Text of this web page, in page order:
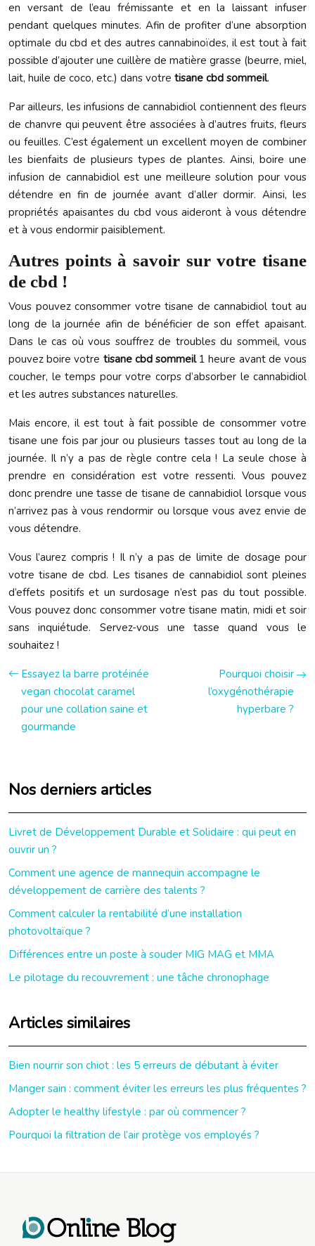
en versant de l’eau frémissante et en la laissant infuser
pendant quelques minutes. Afin de profiter d’une absorption
optimale du cbd et des autres cannabinoïdes, il est tout à fait
possible d’ajouter une cuillère de matière grasse (beurre, miel,
lait, huile de coco, etc.) dans votre tisane cbd sommeil.
Par ailleurs, les infusions de cannabidiol contiennent des fleurs
de chanvre qui peuvent être associées à d’autres fruits, fleurs
ou feuilles. C’est également un excellent moyen de combiner
les bienfaits de plusieurs types de plantes. Ainsi, boire une
infusion de cannabidiol est une meilleure solution pour vous
détendre en fin de journée avant d’aller dormir. Ainsi, les
propriétés apaisantes du cbd vous aideront à vous détendre
et à vous endormir paisiblement.
Autres points à savoir sur votre tisane
de cbd !
Vous pouvez consommer votre tisane de cannabidiol tout au
long de la journée afin de bénéficier de son effet apaisant.
Dans le cas où vous souffrez de troubles du sommeil, vous
pouvez boire votre tisane cbd sommeil 1 heure avant de vous
coucher, le temps pour votre corps d’absorber le cannabidiol
et les autres substances naturelles.
Mais encore, il est tout à fait possible de consommer votre
tisane une fois par jour ou plusieurs tasses tout au long de la
journée. Il n’y a pas de règle contre cela ! La seule chose à
prendre en considération est votre ressenti. Vous pouvez
donc prendre une tasse de tisane de cannabidiol lorsque vous
n’arrivez pas à vous rendormir ou lorsque vous avez envie de
vous détendre.
Vous l’aurez compris ! Il n’y a pas de limite de dosage pour
votre tisane de cbd. Les tisanes de cannabidiol sont pleines
d’effets positifs et un surdosage n’est pas du tout possible.
Vous pouvez donc consommer votre tisane matin, midi et soir
sans inquiétude. Servez-vous une tasse quand vous le
souhaitez !
Essayez la barre protéinée
vegan chocolat caramel
pour une collation saine et
gourmande
Pourquoi choisir
l’oxygénothérapie
hyperbare ?
Nos derniers articles
Livret de Développement Durable et Solidaire : qui peut en
ouvrir un ?
Comment une agence de mannequin accompagne le
développement de carrière des talents ?
Comment calculer la rentabilité d’une installation
photovoltaïque ?
Différences entre un poste à souder MIG MAG et MMA
Le pilotage du recouvrement : une tâche chronophage
Articles similaires
Bien nourrir son chiot : les 5 erreurs de débutant à éviter
Manger sain : comment éviter les erreurs les plus fréquentes ?
Adopter le healthy lifestyle : par où commencer ?
Pourquoi la filtration de l’air protège vos employés ?